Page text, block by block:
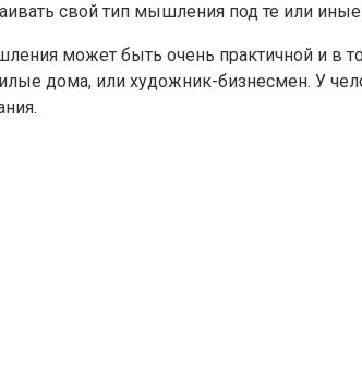
свой тип мышления под те или
может быть очень практичной и в
дома, или художник-бизнесмен. У